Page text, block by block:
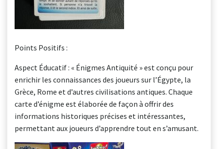
Points Positifs :
Aspect Éducatif : « Énigmes Antiquité » est conçu pour
enrichir les connaissances des joueurs sur l’Égypte, la
Grèce, Rome et d’autres civilisations antiques. Chaque
carte d’énigme est élaborée de façon à offrir des
informations historiques précises et intéressantes,
permettant aux joueurs d’apprendre tout en s’amusant.